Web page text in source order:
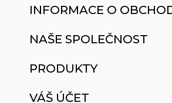
INFORMACE O
NAŠE SPOLEČNOST
PRODUKTY
VÁŠ ÚČET